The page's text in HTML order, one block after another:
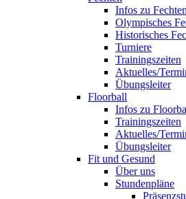
Infos zu Fechten
Olympisches
Historisches
Turniere
Trainingszeiten
Aktuelles/
Übungsleiter
Floorball
Infos zu
Trainingszeiten
Aktuelles/
Übungsleiter
Fit und Gesund
Über uns
Stundenpläne